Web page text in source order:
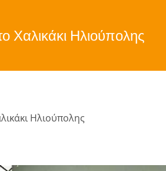
Χαλικάκι Ηλιούπολης
Ηλιούπολης